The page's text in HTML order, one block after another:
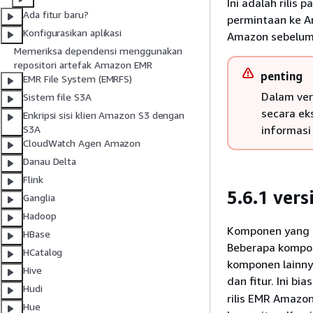
Ada fitur baru?
Konfigurasikan aplikasi
Memeriksa dependensi menggunakan
repositori artefak Amazon EMR
EMR File System (EMRFS)
Sistem file S3A
Enkripsi sisi klien Amazon S3 dengan
S3A
CloudWatch Agen Amazon
Danau Delta
Flink
Ganglia
Hadoop
HBase
HCatalog
Hive
Hudi
Hue
Ini adalah rilis
permintaan ke
Amazon
penting
Dalam
secara
5.6.1
Komponen
Beberapa
komponen
dan fitur. Ini
rilis EMR